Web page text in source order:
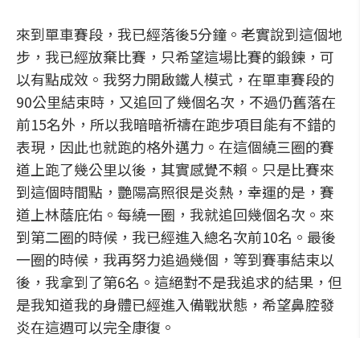
來到單車賽段，我已經落後5分鐘。老實說到這個地
步，我已經放棄比賽，只希望這場比賽的鍛鍊，可
以有點成效。我努力開啟鐵人模式，在單車賽段的
90公里結束時，又追回了幾個名次，不過仍舊落在
前15名外，所以我暗暗祈禱在跑步項目能有不錯的
表現，因此也就跑的格外邁力。在這個繞三圈的賽
道上跑了幾公里以後，其實感覺不賴。只是比賽來
到這個時間點，艷陽高照很是炎熱，幸運的是，賽
道上林蔭庇佑。每繞一圈，我就追回幾個名次。來
到第二圈的時候，我已經進入總名次前10名。最後
一圈的時候，我再努力追過幾個，等到賽事結束以
後，我拿到了第6名。這絕對不是我追求的結果，但
是我知道我的身體已經進入備戰狀態，希望鼻腔發
炎在這週可以完全康復。